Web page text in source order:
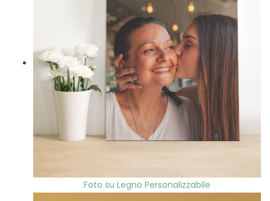
Foto su Legno Personalizzabile